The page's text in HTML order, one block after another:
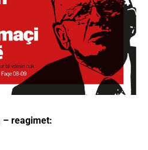
– reagimet: